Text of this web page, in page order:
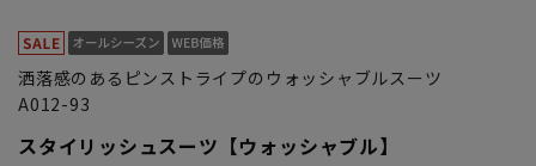
洒落感のあるピンストライプのウォッシャブルスーツ
A012-93
スタイリッシュスーツ【ウォッシャブル】